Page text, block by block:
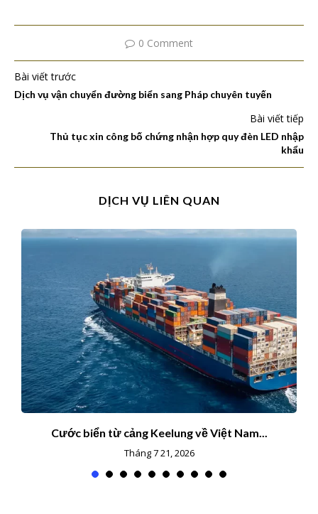
0 Comment
Bài viết trước
Dịch vụ vận chuyển đường biển sang Pháp chuyên tuyến
Bài viết tiếp
Thủ tục xin công bố chứng nhận hợp quy đèn LED nhập
khẩu
DỊCH VỤ LIÊN QUAN
Cước biển từ cảng Keelung về Việt Nam...
Tháng 7 21, 2026